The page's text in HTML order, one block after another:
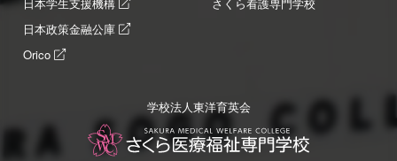
学校法人東洋育英会
日本政策金融公庫
Orico